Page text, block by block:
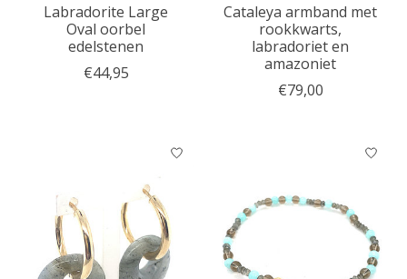
Labradorite Large
Oval oorbel
edelstenen
€44,95
Cataleya armband met
rookkwarts,
labradoriet en
amazoniet
€79,00